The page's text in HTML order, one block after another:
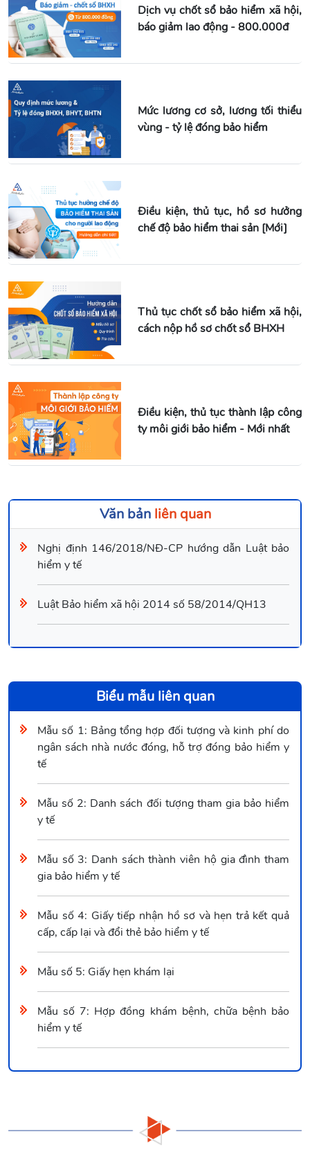
Dịch vụ chốt sổ bảo hiểm xã hội,
báo giảm lao động - 800.000đ
Mức lương cơ sở, lương tối thiểu
vùng - tỷ lệ đóng bảo hiểm
Điều kiện, thủ tục, hồ sơ hưởng
chế độ bảo hiểm thai sản [Mới]
Thủ tục chốt sổ bảo hiểm xã hội,
cách nộp hồ sơ chốt sổ BHXH
Điều kiện, thủ tục thành lập công
ty môi giới bảo hiểm - Mới nhất
Văn bảnliên quan
Nghị định 146/2018/NĐ-CP hướng dẫn Luật bảo
hiểm y tế
Luật Bảo hiểm xã hội 2014 số 58/2014/QH13
Biểu mẫu liên quan
Mẫu số 1: Bảng tổng hợp đối tượng và kinh phí do
ngân sách nhà nước đóng, hỗ trợ đóng bảo hiểm y
tế
Mẫu số 2: Danh sách đối tượng tham gia bảo hiểm
y tế
Mẫu số 3: Danh sách thành viên hộ gia đình tham
gia bảo hiểm y tế
Mẫu số 4: Giấy tiếp nhận hồ sơ và hẹn trả kết quả
cấp, cấp lại và đổi thẻ bảo hiểm y tế
Mẫu số 5: Giấy hẹn khám lại
Mẫu số 7: Hợp đồng khám bệnh, chữa bệnh bảo
hiểm y tế